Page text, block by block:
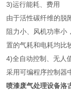
3)运行能耗、费用
由于活性碳纤维的脱
阻力小、风机功率小
置的气耗和电耗均比
4)全自动控制、无人
采用可编程序控制器
喷漆废气处理设备洛